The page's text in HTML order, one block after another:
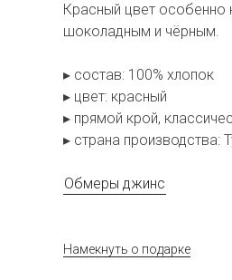
Красный цвет
шоколадным и чёрным.
▸ состав: 100% хлопок
▸ цвет: красный
▸ прямой крой,
▸ страна производства:
Обмеры джинс
Намекнуть о подарке